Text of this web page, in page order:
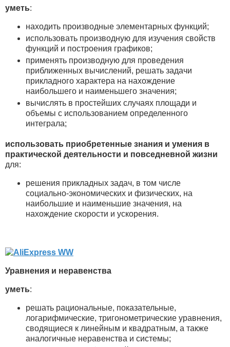
уметь:
находить производные элементарных функций;
использовать производную для изучения свойств
функций и построения графиков;
применять производную для проведения
приближенных вычислений, решать задачи
прикладного характера на нахождение
наибольшего и наименьшего значения;
вычислять в простейших случаях площади и
объемы с использованием определенного
интеграла;
использовать приобретенные знания и умения в
практической деятельности и повседневной жизни
для:
решения прикладных задач, в том числе
социально-экономических и физических, на
наибольшие и наименьшие значения, на
нахождение скорости и ускорения.
Уравнения и неравенства
уметь:
решать рациональные, показательные,
логарифмические, тригонометрические уравнения,
сводящиеся к линейным и квадратным, а также
аналогичные неравенства и системы;